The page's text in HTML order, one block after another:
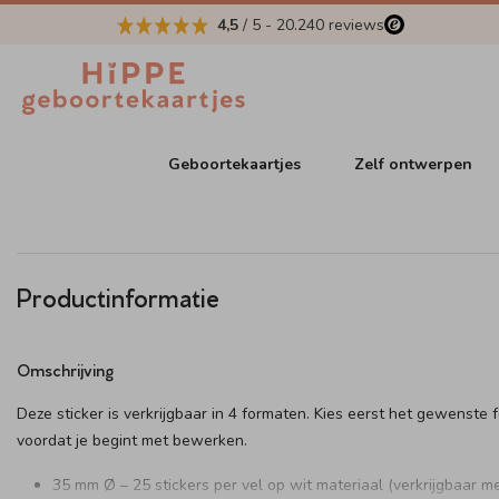
4,5 / 5 - 20.240 reviews
Geboortekaartjes Zelf ontwerpen
Productinformatie
Omschrijving
Deze sticker is verkrijgbaar in 4 formaten. Kies eerst het gewenste
voordat je begint met bewerken.
35 mm Ø – 25 stickers per vel op wit materiaal (verkrijgbaar